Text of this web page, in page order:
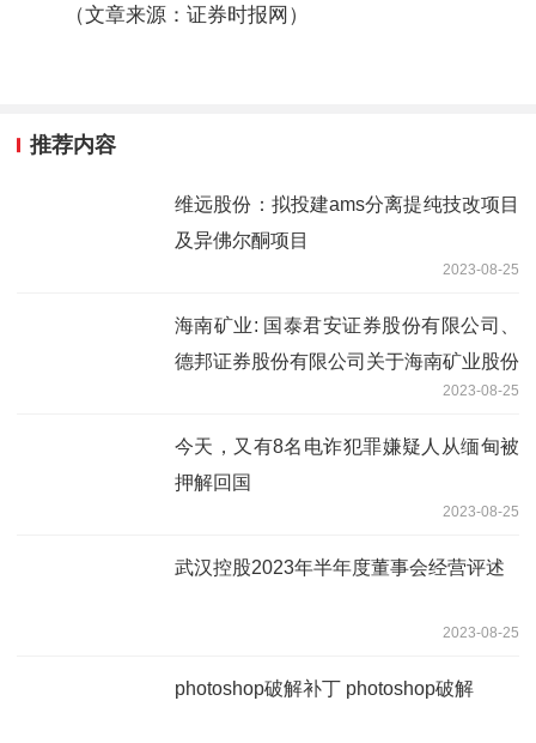
（文章来源：证券时报网）
推荐内容
维远股份：拟投建ams分离提纯技改项目
及异佛尔酮项目
2023-08-25
海南矿业: 国泰君安证券股份有限公司、
德邦证券股份有限公司关于海南矿业股份
有限公司使用部分闲置募集资金进行现金
管理的核查意见
2023-08-25
今天，又有8名电诈犯罪嫌疑人从缅甸被
押解回国
2023-08-25
武汉控股2023年半年度董事会经营评述
2023-08-25
photoshop破解补丁 photoshop破解